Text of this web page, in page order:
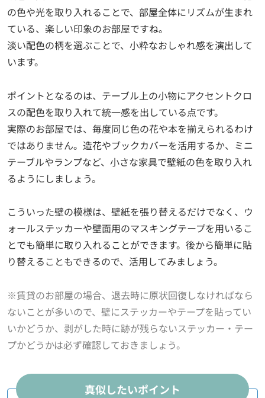
の色や光を取り入れることで、部屋全体にリズムが生まれ
ている、楽しい印象のお部屋ですね。
淡い配色の柄を選ぶことで、小粋なおしゃれ感を演出して
います。
ポイントとなるのは、テーブル上の小物にアクセントクロ
スの配色を取り入れて統一感を出している点です。
実際のお部屋では、毎度同じ色の花や本を揃えられるわけ
ではありません。造花やブックカバーを活用するか、ミニ
テーブルやランプなど、小さな家具で壁紙の色を取り入れ
るようにしましょう。
こういった壁の模様は、壁紙を張り替えるだけでなく、ウ
ォールステッカーや壁面用のマスキングテープを用いるこ
とでも簡単に取り入れることができます。後から簡単に貼
り替えることもできるので、活用してみましょう。
※賃貸のお部屋の場合、退去時に原状回復しなければなら
ないことが多いので、壁にステッカーやテープを貼ってい
いかどうか、剥がした時に跡が残らないステッカー・テー
プかどうかは必ず確認しておきましょう。
真似したいポイント